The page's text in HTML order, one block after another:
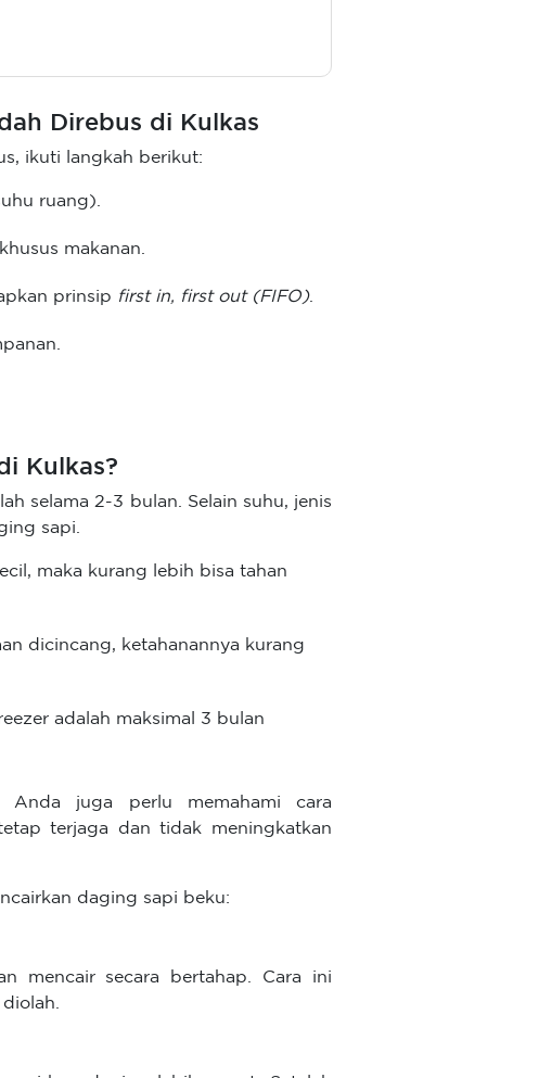
Direbus di Kulkas
ikuti langkah berikut:
ruang).
makanan.
prinsip first in, first out (FIFO).
Kulkas?
selama 2-3 bulan. Selain suhu, jenis
sapi.
maka kurang lebih bisa tahan
dicincang, ketahanannya kurang
adalah maksimal 3 bulan
Anda juga perlu memahami cara
terjaga dan tidak meningkatkan
daging sapi beku:
mencair secara bertahap. Cara ini